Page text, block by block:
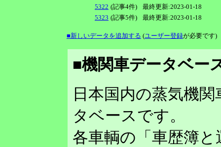
5322 (記事4件)
最終更新:2023-01-18
5323 (記事5件) 最終更新:2023-01-18
■新しいデータを追加する (ユーザー登録が必要です)
■機関車データベー
日本国内の蒸気機
タベースです。
各車輌の「車歴簿